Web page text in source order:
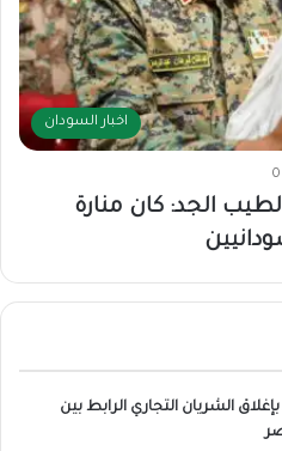
اخبار السودان
0
الجد: كان منارة
الشريان التجاري الرابط بين